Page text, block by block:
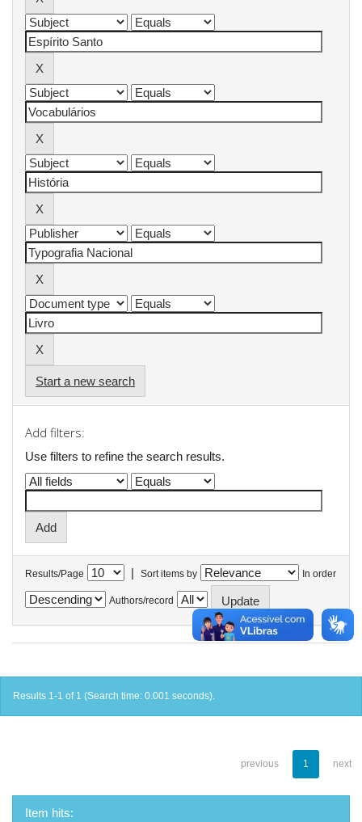
Start a new search
Add filters:
Use filters to refine the search results.
Results/Page | Sort items by In order
Authors/record
Results 1-1 of 1 (Search time: 0.001 seconds).
previous 1 next
Item hits: